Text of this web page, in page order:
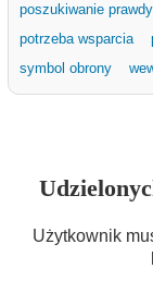
poszukiwanie prawdy
potrzeba wsparcia
symbol obrony
Użytkownik